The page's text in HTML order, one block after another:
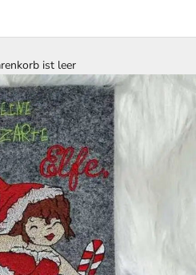
ist leer